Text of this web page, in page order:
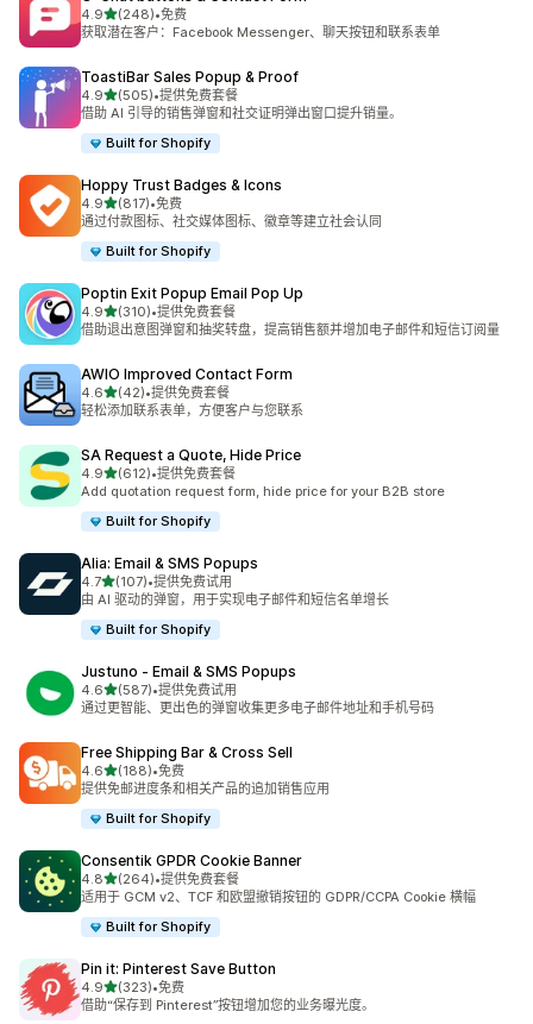
4.9星（满分 5 星）
(248)
总共 248 条评论
•免费
获取潜在客户：Facebook Messenger、聊天按钮和联系表单
ToastiBar Sales Popup & Proof
4.9星（满分 5 星）
(505)
总共 505 条评论
•提供免费套餐
借助 AI 引导的销售弹窗和社交证明弹出窗口提升销量。
Built for Shopify
Hoppy Trust Badges & Icons
4.9星（满分 5 星）
(817)
总共 817 条评论
•免费
通过付款图标、社交媒体图标、徽章等建立社会认同
Built for Shopify
Poptin Exit Popup Email Pop Up
4.9星（满分 5 星）
(310)
总共 310 条评论
•提供免费套餐
借助退出意图弹窗和抽奖转盘，提高销售额并增加电子邮件和短信订阅量
AWIO Improved Contact Form
4.6星（满分 5 星）
(42)
总共 42 条评论
•提供免费套餐
轻松添加联系表单，方便客户与您联系
SA Request a Quote, Hide Price
4.9星（满分 5 星）
(612)
总共 612 条评论
•提供免费套餐
Add quotation request form, hide price for your B2B store
Built for Shopify
Alia: Email & SMS Popups
4.7星（满分 5 星）
(107)
总共 107 条评论
•提供免费试用
由 AI 驱动的弹窗，用于实现电子邮件和短信名单增长
Built for Shopify
Justuno ‑ Email & SMS Popups
4.6星（满分 5 星）
(587)
总共 587 条评论
•提供免费试用
通过更智能、更出色的弹窗收集更多电子邮件地址和手机号码
Free Shipping Bar & Cross Sell
4.6星（满分 5 星）
(188)
总共 188 条评论
•免费
提供免邮进度条和相关产品的追加销售应用
Built for Shopify
Consentik GPDR Cookie Banner
4.8星（满分 5 星）
(264)
总共 264 条评论
•提供免费套餐
适用于 GCM v2、TCF 和欧盟撤销按钮的 GDPR/CCPA Cookie 横幅
Built for Shopify
Pin it: Pinterest Save Button
4.9星（满分 5 星）
(323)
总共 323 条评论
•免费
借助“保存到 Pinterest”按钮增加您的业务曝光度。